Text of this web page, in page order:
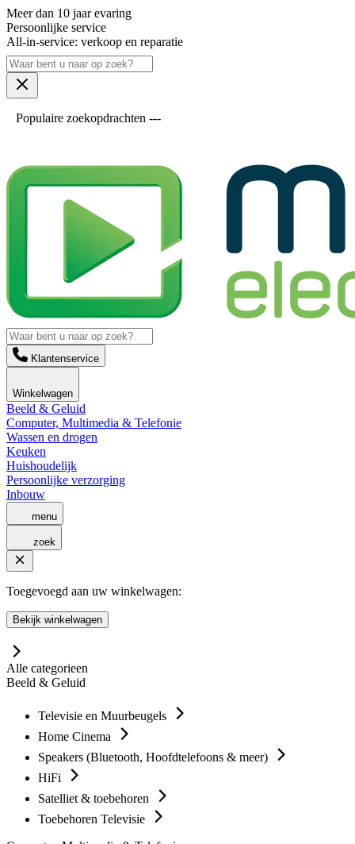
Meer dan 10 jaar evaring
Persoonlijke service
All-in-service: verkoop en reparatie
Populaire zoekopdrachten ---
Klantenservice
Winkelwagen
Beeld & Geluid
Computer, Multimedia & Telefonie
Wassen en drogen
Keuken
Huishoudelijk
Persoonlijke verzorging
Inbouw
menu
zoek
Toegevoegd aan uw winkelwagen:
Bekijk winkelwagen
Alle categorieen
Beeld & Geluid
Televisie en Muurbeugels
Home Cinema
Speakers (Bluetooth, Hoofdtelefoons & meer)
HiFi
Satelliet & toebehoren
Toebehoren Televisie